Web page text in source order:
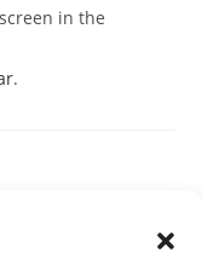
in the
.